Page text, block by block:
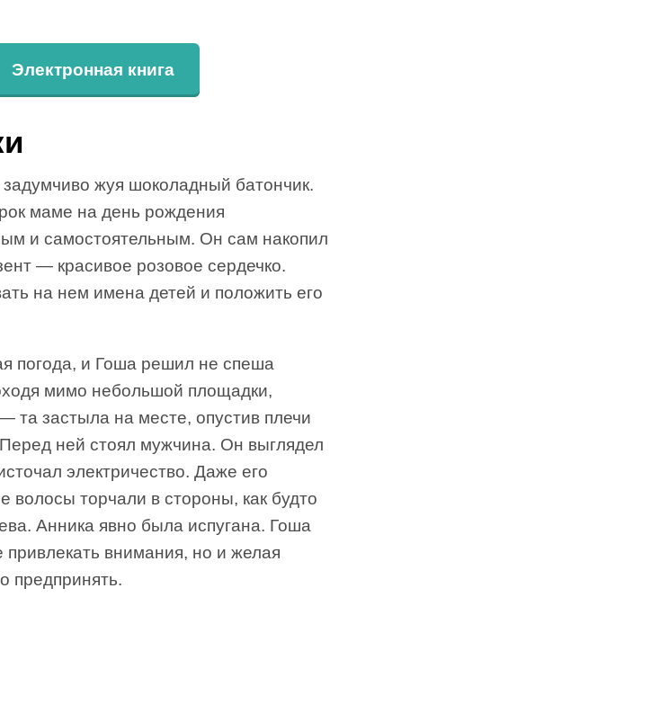
Электронная книга
жуя шоколадный батончик.
маме на день рождения
и самостоятельным. Он сам накопил
— красивое розовое сердечко.
на нем имена детей и положить его
погода, и Гоша решил не спеша
мимо небольшой площадки,
та застыла на месте, опустив плечи
ней стоял мужчина. Он выглядел
электричество. Даже его
волосы торчали в стороны, как будто
Анника явно была испугана. Гоша
внимания, но и желая
предпринять.